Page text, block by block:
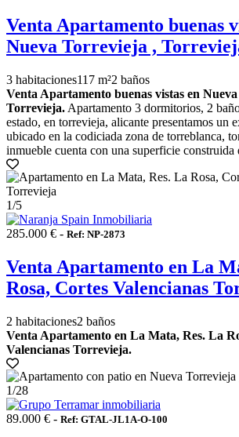
Venta Apartamento buenas
Nueva Torrevieja ,
3 habitaciones117 m²2 baños
Venta Apartamento buenas vistas en
Torrevieja. Apartamento 3 dormitorios, 2
estado, en torrevieja, alicante presentamos un
ubicado en la codiciada zona de torreblanca,
inmueble cuenta con una superficie
1/5
285.000 € - Ref: NP-2873
Venta Apartamento en La
Rosa, Cortes Valencianas
2 habitaciones2 baños
Venta Apartamento en La Mata, Res. La
Valencianas Torrevieja.
1/28
89.000 € - Ref: GTAL-JL1A-O-100